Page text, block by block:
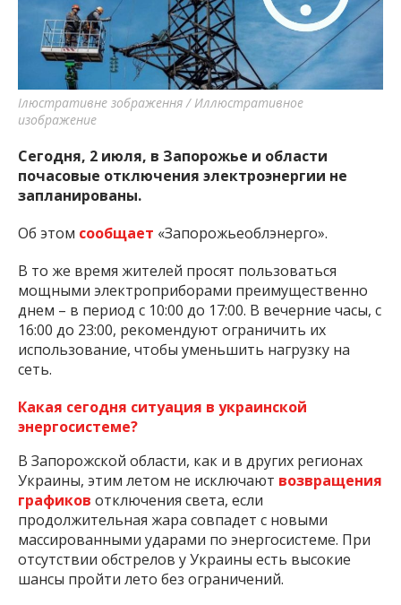
важную информацию о событиях
города Запорожья и области.
Ілюстративне зображення / Иллюстративное
изображение
Сегодня, 2 июля, в Запорожье и области
почасовые отключения электроэнергии не
запланированы.
Об этом сообщает «Запорожьеоблэнерго».
В то же время жителей просят пользоваться
мощными электроприборами преимущественно
днем – в период с 10:00 до 17:00. В вечерние часы, с
16:00 до 23:00, рекомендуют ограничить их
использование, чтобы уменьшить нагрузку на
сеть.
Какая сегодня ситуация в украинской
энергосистеме?
В Запорожской области, как и в других регионах
Украины, этим летом не исключают возвращения
графиков отключения света, если
продолжительная жара совпадет с новыми
массированными ударами по энергосистеме. При
отсутствии обстрелов у Украины есть высокие
шансы пройти лето без ограничений.